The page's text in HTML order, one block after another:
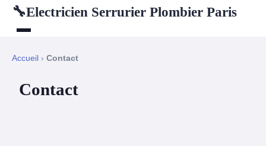
🔧Electricien Serrurier Plombier Paris
Accueil › Contact
Contact